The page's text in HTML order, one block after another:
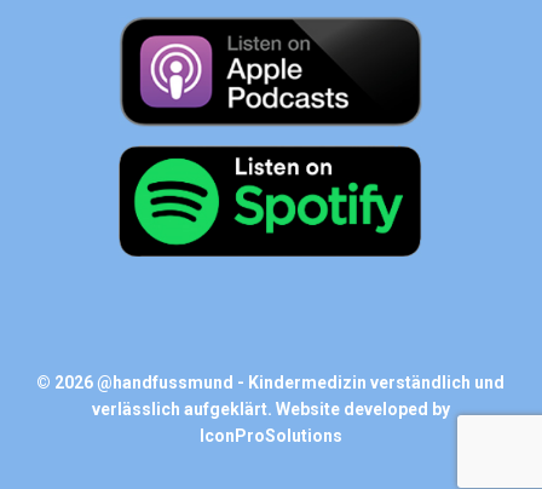
© 2026 @handfussmund - Kindermedizin verständlich und
verlässlich aufgeklärt. Website developed by
IconProSolutions